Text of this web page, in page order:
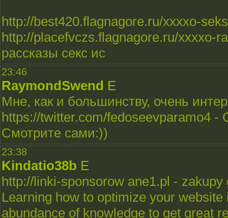
http://best420.flagnagore.ru/xxxxo-
http://placefvczs.flagnagore.ru/xxxxo-
рассказы секс ис
23:46
RaymondSwend E
Мне, как и большинству, очень
https://twitter.com/fedoseevparamo4 -
Смотрите сами:))
23:38
Kindatio38b E
http://linki-sponsorow ane1.pl - zakupy
Learning how to optimize your
abundance of knowledge to get great